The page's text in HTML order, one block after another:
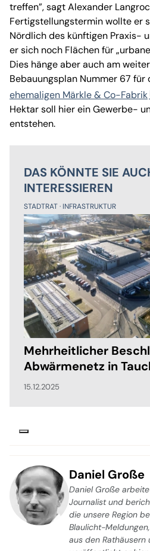
treffen”, sagt Alexander
Fertigstellungstermin wollte er
Nördlich des künftigen Praxis-
er sich noch Flächen für
Dies hänge aber auch am
Bebauungsplan Nummer 67 für
ehemaligen Märkle & Co-Fabrik
Hektar soll hier ein Gewerbe-
entstehen.
DAS KÖNNTE SIE
INTERESSIEREN
STADTRAT INFRASTRUKTUR
Mehrheitlicher
Abwärmenetz in
15.12.2025
Daniel Große
Daniel Große
Journalist und
die unsere Region
Blaulicht-
aus den Rathäusern